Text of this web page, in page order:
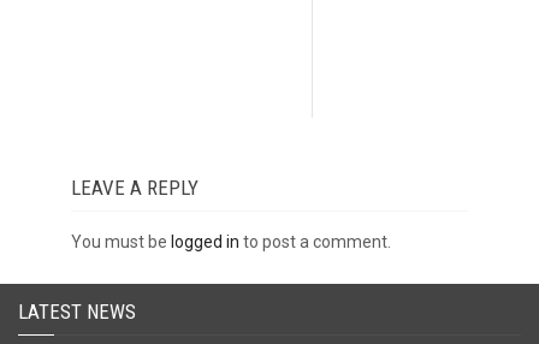
LEAVE A REPLY
You must be logged in to post a comment.
LATEST NEWS